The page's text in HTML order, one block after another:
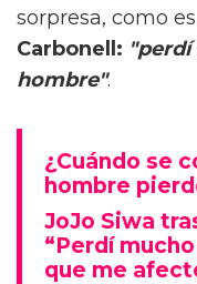
sorpresa, como
Carbonell:
hombre".
¿Cuándo se
hombre
JoJo Siwa
“Perdí
que me